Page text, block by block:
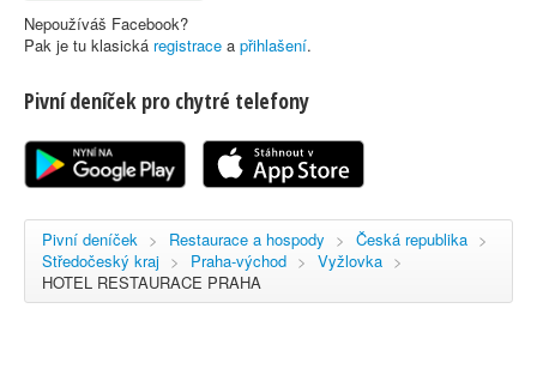
Nápověda
Registrace
Nepoužíváš Facebook?
Pak je tu klasická registrace a přihlašení.
Pivní deníček pro chytré telefony
Pivní deníček > Restaurace a hospody > Česká republika >
Středočeský kraj > Praha-východ > Vyžlovka >
HOTEL RESTAURACE PRAHA